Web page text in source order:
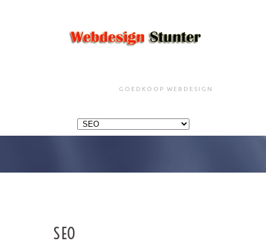
GOEDKOOP WEBDESIGN
SEO